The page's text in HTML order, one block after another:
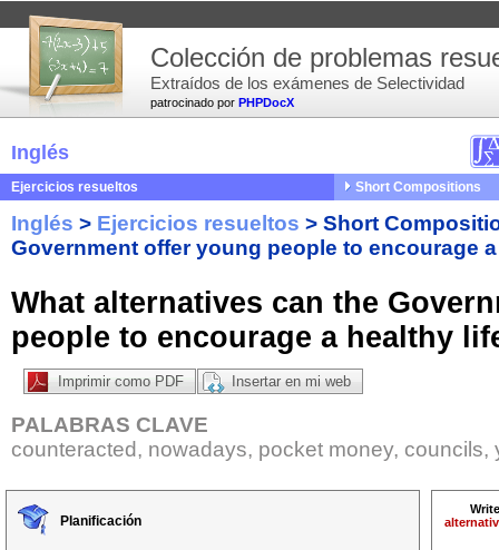
patrocinado por PHPDocX
Colección de problemas
Extraídos de los exámenes de Selectividad
Inglés
Ejercicios resueltos Short Compositions
Inglés > Ejercicios resueltos > Short
Government offer young people to encourage
What alternatives can the
people to encourage a healthy
Imprimir como PDF Insertar en mi web
PALABRAS CLAVE
counteracted, nowadays, pocket money,
Planificación